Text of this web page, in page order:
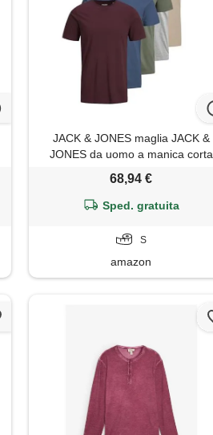
JACK & JONES maglia JACK &
JONES da uomo a manica corta
68,94 €
Sped. gratuita
S
amazon